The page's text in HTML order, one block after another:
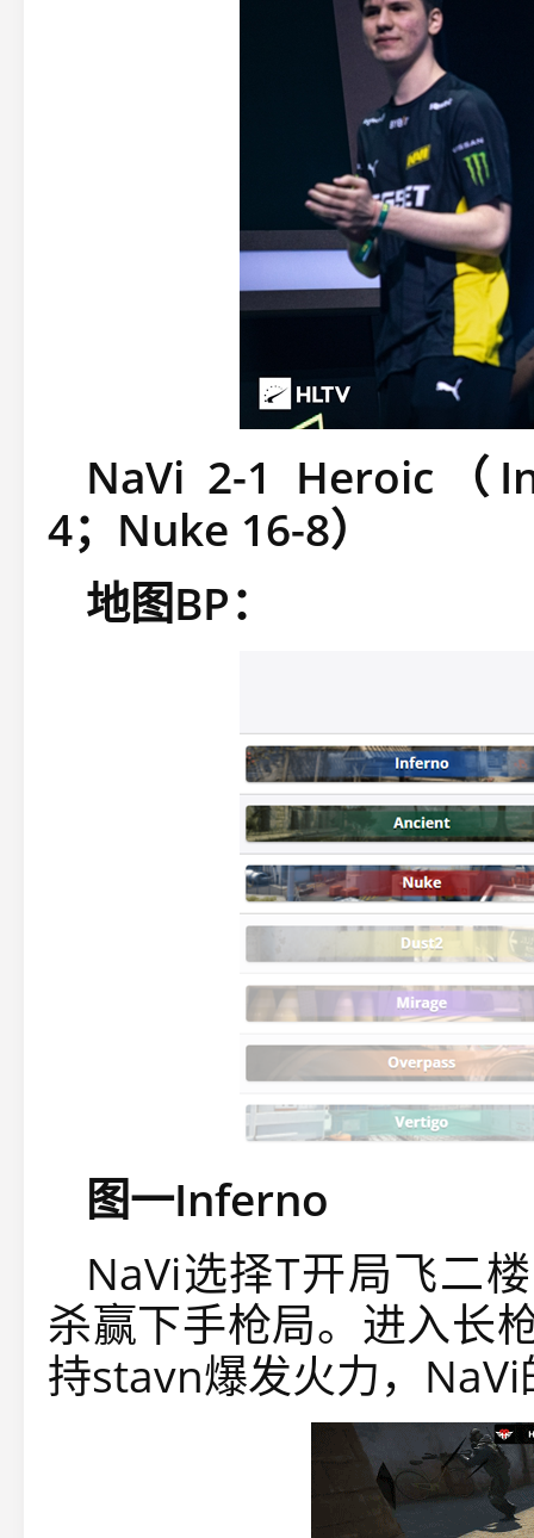
NaVi 2-1 Heroic（
4；Nuke 16-8）
地图BP：
图一Inferno
NaVi选择T开局飞二
杀赢下手枪局。进入长
持stavn爆发火力，